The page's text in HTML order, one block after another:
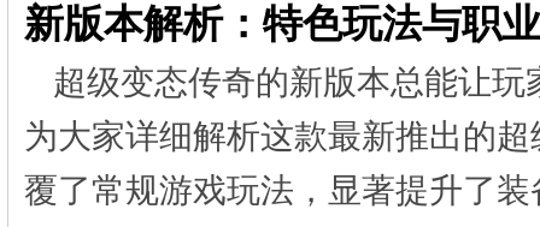
新版本解析：特色玩法与职
超级变态传奇的新版本总能让
为大家详细解析这款最新推出的
覆了常规游戏玩法，显著提升了